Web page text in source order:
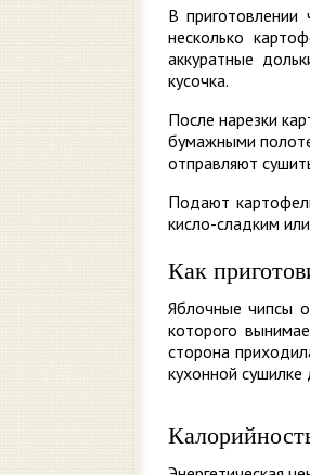
В приготовлении
несколько
аккуратные
кусочка.
После нарезки
бумажными
отправляют
Подают
кисло-сладким
Как
Яблочные чипсы
которого
сторона
кухонной